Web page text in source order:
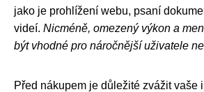
jako je prohlížení webu, psaní
videí. Nicméně, omezený výkon a
být vhodné pro náročnější uživatele
Před nákupem je důležité zvážit vaše